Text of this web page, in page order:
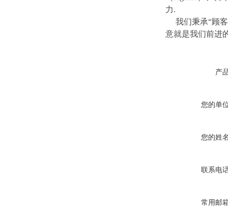
力.
我们秉承“顾客
意就是我们前进
产
您的单
您的姓
联系电
常用邮